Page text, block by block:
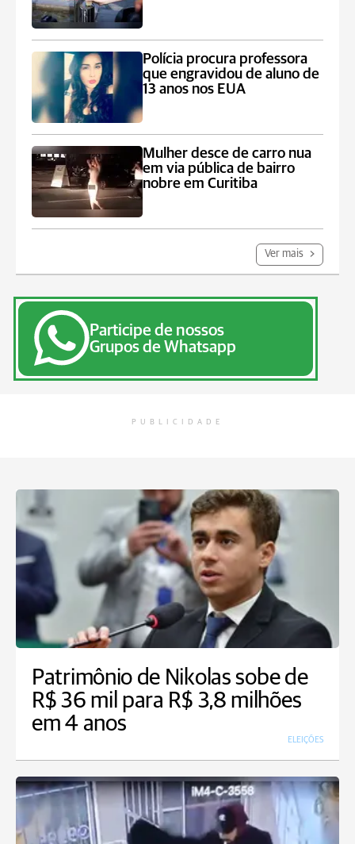
Polícia procura professora
que engravidou de aluno de
13 anos nos EUA
Mulher desce de carro nua
em via pública de bairro
nobre em Curitiba
Ver mais
Participe de nossos
Grupos de Whatsapp
PUBLICIDADE
Patrimônio de Nikolas sobe de
R$ 36 mil para R$ 3,8 milhões
em 4 anos
ELEIÇÕES